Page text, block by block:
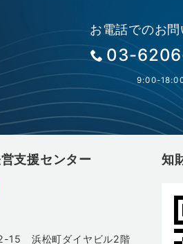
お電話でのお
03-
9:00-
支援センター
15 浜松町ダイヤビル2階
知